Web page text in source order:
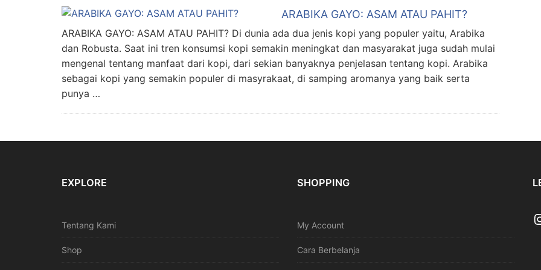
ARABIKA GAYO: ASAM ATAU PAHIT?
ARABIKA GAYO: ASAM ATAU PAHIT? Di dunia ada dua jenis kopi yang populer yaitu, Arabika
dan Robusta. Saat ini tren konsumsi kopi semakin meningkat dan masyarakat juga sudah mulai
mengenal tentang manfaat dari kopi, dari sekian banyaknya penjelasan tentang kopi. Arabika
sebagai kopi yang semakin populer di masyrakaat, di samping aromanya yang baik serta
punya …
EXPLORE
Tentang Kami
Shop
SHOPPING
My Account
Cara Berbelanja